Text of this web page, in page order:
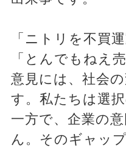
「ニトリを不買
「とんでもねえ
意見には、社会
す。私たちは選
一方で、企業の
ん。そのギャッ